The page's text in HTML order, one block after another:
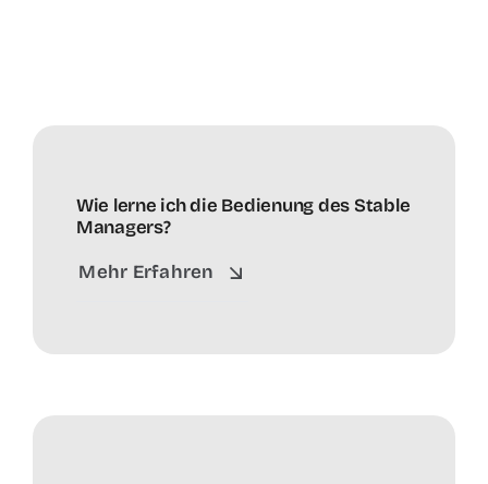
Wie lerne ich die Bedienung des Stable
Managers?
Mehr Erfahren